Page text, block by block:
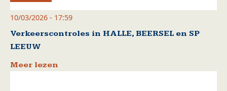
10/03/2026 - 17:59
Verkeerscontroles in HALLE, BEERSEL en SP
LEEUW
Meer lezen